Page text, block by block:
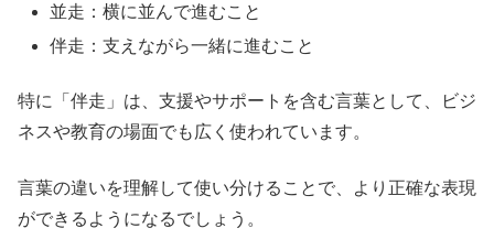
並走：横に並んで進むこと
伴走：支えながら一緒に進むこと
特に「伴走」は、支援やサポートを含む言葉として、ビジ
ネスや教育の場面でも広く使われています。
言葉の違いを理解して使い分けることで、より正確な表現
ができるようになるでしょう。